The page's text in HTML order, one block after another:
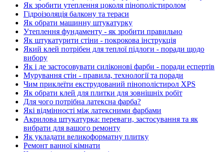
Як зробити утеплення цоколя пінополістиролом
Гідроізоляція балкону та тераси
Як обрати машинну штукатурку
Утеплення фундаменту - як зробити правильно
Як штукатурити стіни - покрокова інструкція
Який клей потрібен для теплої підлоги - поради щодо
вибору
Як і де застосовувати силіконові фарби - поради еспертів
Мурування стін - правила, технології та поради
Чим приклеїти екструдований пінополістирол XPS
Як обрати клей для плитки для зовнішніх робіт
Для чого потрібна латексна фарба?
Які відмінності між латексними фарбами
Акрилова штукатурка: переваги, застосування та як
вибрати для вашого ремонту
Як укладати великоформатну плитку
Ремонт ванної кімнати